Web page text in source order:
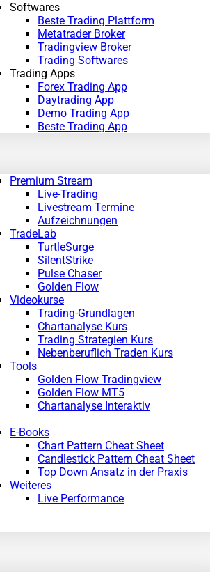
Softwares
Beste Trading Plattform
Metatrader Broker
Tradingview Broker
Trading Softwares
Trading Apps
Forex Trading App
Daytrading App
Demo Trading App
Beste Trading App
Premium Stream
Live-Trading
Livestream Termine
Aufzeichnungen
TradeLab
TurtleSurge
SilentStrike
Pulse Chaser
Golden Flow
Videokurse
Trading-Grundlagen
Chartanalyse Kurs
Trading Strategien Kurs
Nebenberuflich Traden Kurs
Tools
Golden Flow Tradingview
Golden Flow MT5
Chartanalyse Interaktiv
E-Books
Chart Pattern Cheat Sheet
Candlestick Pattern Cheat Sheet
Top Down Ansatz in der Praxis
Weiteres
Live Performance